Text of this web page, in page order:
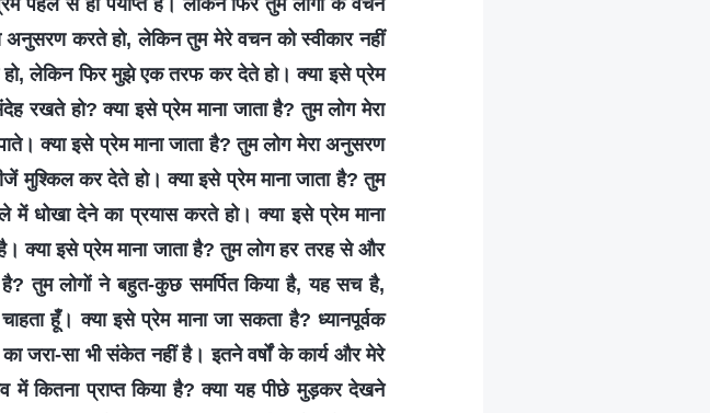
पहले से ही पर्याप्त है। लेकिन फिर तुम लोगों के वचन
अनुसरण करते हो, लेकिन तुम मेरे वचन को स्वीकार नहीं
लेकिन फिर मुझे एक तरफ कर देते हो। क्या इसे प्रेम
रखते हो? क्या इसे प्रेम माना जाता है? तुम लोग मेरा
क्या इसे प्रेम माना जाता है? तुम लोग मेरा अनुसरण
मुश्किल कर देते हो। क्या इसे प्रेम माना जाता है? तुम
धोखा देने का प्रयास करते हो। क्या इसे प्रेम माना
क्या इसे प्रेम माना जाता है? तुम लोग हर तरह से और
है? तुम लोगों ने बहुत-कुछ समर्पित किया है, यह सच है,
हूँ। क्या इसे प्रेम माना जा सकता है? ध्यानपूर्वक
जरा-सा भी संकेत नहीं है। इतने वर्षों के कार्य और मेरे
में कितना प्राप्त किया है? क्या यह पीछे मुड़कर देखने